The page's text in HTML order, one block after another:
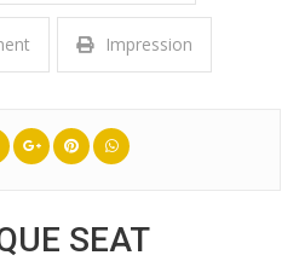
Impression
SEAT